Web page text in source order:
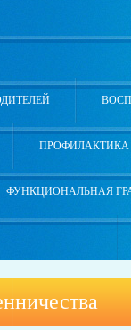
ФУНКЦИОНАЛЬНАЯ